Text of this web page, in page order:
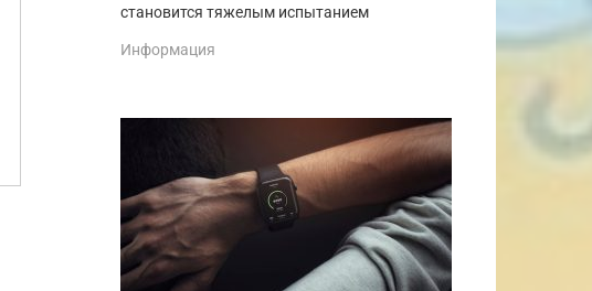
становится тяжелым испытанием
Информация